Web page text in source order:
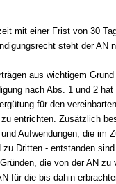
mit einer Frist von 30
steht der AN
aus wichtigem
nach Abs. 1 und 2
für den
entrichten. Zusätzlich
Aufwendungen, die im
zu Dritten - entstanden
die von der AN
für die bis dahin